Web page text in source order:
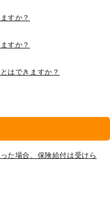
すか？
すか？
はできますか？
た場合、保険給付は受けら